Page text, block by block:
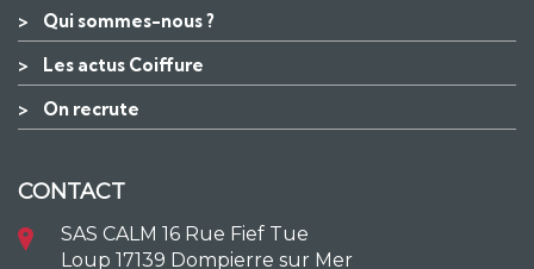
> Qui sommes-nous ?
> Les actus Coiffure
> On recrute
CONTACT
SAS CALM 16 Rue Fief Tue
Loup 17139 Dompierre sur Mer